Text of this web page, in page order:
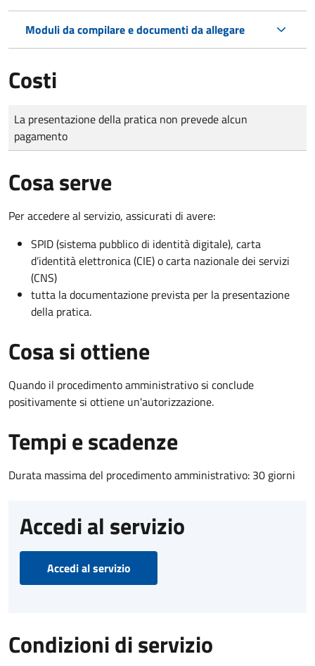
Moduli da compilare e documenti da allegare
Costi
Tipo di pagamento
Importo
La presentazione della pratica non prevede alcun
pagamento
Cosa serve
Per accedere al servizio, assicurati di avere:
SPID (sistema pubblico di identità digitale), carta
d’identità elettronica (CIE) o carta nazionale dei servizi
(CNS)
tutta la documentazione prevista per la presentazione
della pratica.
Cosa si ottiene
Quando il procedimento amministrativo si conclude
positivamente si ottiene un'autorizzazione.
Tempi e scadenze
Durata massima del procedimento amministrativo: 30 giorni
Accedi al servizio
Accedi al servizio
Condizioni di servizio